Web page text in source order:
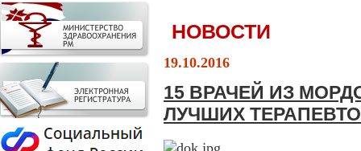
НОВОСТИ
19.10.2016
15 ВРАЧЕЙ ИЗ
ЛУЧШИХ